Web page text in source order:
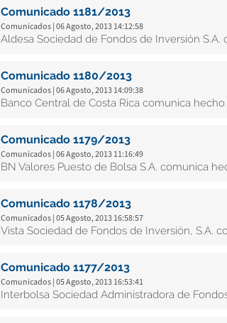
Comunicado 1181/2013
Comunicados | 06 Agosto, 2013 14:12:58
Aldesa Sociedad de Fondos de Inversión
Comunicado 1180/2013
Comunicados | 06 Agosto, 2013 14:09:38
Banco Central de Costa Rica comunica
Comunicado 1179/2013
Comunicados | 06 Agosto, 2013 11:16:49
BN Valores Puesto de Bolsa S.A. comunica
Comunicado 1178/2013
Comunicados | 05 Agosto, 2013 16:58:57
Vista Sociedad de Fondos de Inversión, S.A.
Comunicado 1177/2013
Comunicados | 05 Agosto, 2013 16:53:41
Interbolsa Sociedad Administradora de